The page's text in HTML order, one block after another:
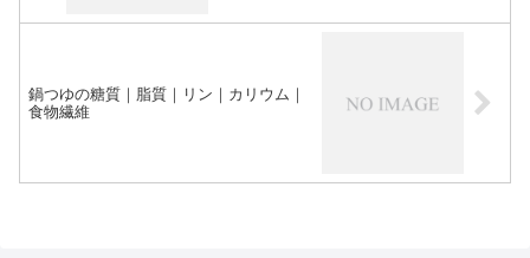
鍋つゆの糖質｜脂質｜リン｜カリウム｜
食物繊維